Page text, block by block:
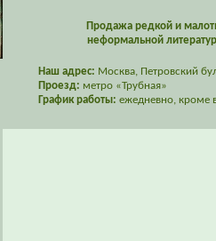
Продажа редкой и
неформальной
Наш адрес: Москва, Петровский
Проезд: метро «Трубная»
График работы: ежедневно, кроме